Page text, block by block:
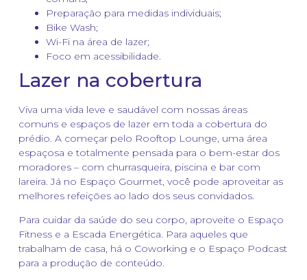
Preparação para medidas individuais;
Bike Wash;
Wi-Fi na área de lazer;
Foco em acessibilidade.
Lazer na cobertura
Viva uma vida leve e saudável com nossas áreas
comuns e espaços de lazer em toda a cobertura do
prédio. A começar pelo Rooftop Lounge, uma área
espaçosa e totalmente pensada para o bem-estar dos
moradores – com churrasqueira, piscina e bar com
lareira. Já no Espaço Gourmet, você pode aproveitar as
melhores refeições ao lado dos seus convidados.
Para cuidar da saúde do seu corpo, aproveite o Espaço
Fitness e a Escada Energética. Para aqueles que
trabalham de casa, há o Coworking e o Espaço Podcast
para a produção de conteúdo.